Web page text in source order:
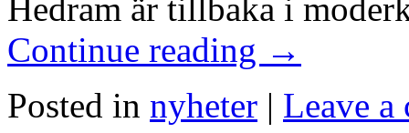
Hedram är tillbaka i
Continue reading →
Posted in nyheter | Leave a